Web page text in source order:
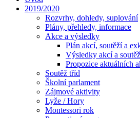
2019/2020
Rozvrhy, dohledy, suplování
Plány, přehledy, informace
Akce a výsledky
Plán akcí, soutěží a
Výsledky akcí a
Propozice aktuálních
Soutěž tříd
Školní parlament
Zájmové aktivity
Lyže / Hory
Montessori rok